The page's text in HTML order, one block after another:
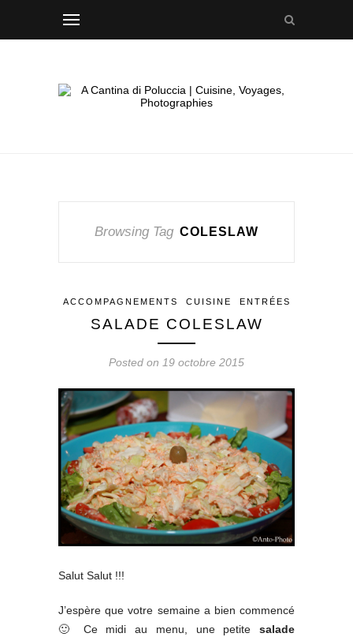
Browsing Tag COLESLAW
ACCOMPAGNEMENTS CUISINE ENTRÉES
SALADE COLESLAW
Posted on 19 octobre 2015
Salut Salut !!!
J’espère que votre semaine a bien commencé
🙂 Ce midi au menu, une petite salade